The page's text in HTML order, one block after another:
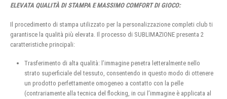
ELEVATA QUALITÀ DI STAMPA E MASSIMO COMFORT DI GIOCO:
Il procedimento di stampa utilizzato per la personalizzazione completi club ti
garantisce la qualità più elevata. Il processo di SUBLIMAZIONE presenta 2
caratteristiche principali:
Trasferimento di alta qualità: l’immagine penetra letteralmente nello
strato superficiale del tessuto, consentendo in questo modo di ottenere
un prodotto perfettamente omogeneo a contatto con la pelle
(contrariamente alla tecnica del flocking, in cui l’immagine è applicata al